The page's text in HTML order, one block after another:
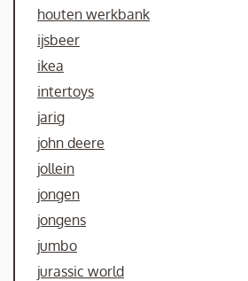
houten werkbank
ijsbeer
ikea
intertoys
jarig
john deere
jollein
jongen
jongens
jumbo
jurassic world